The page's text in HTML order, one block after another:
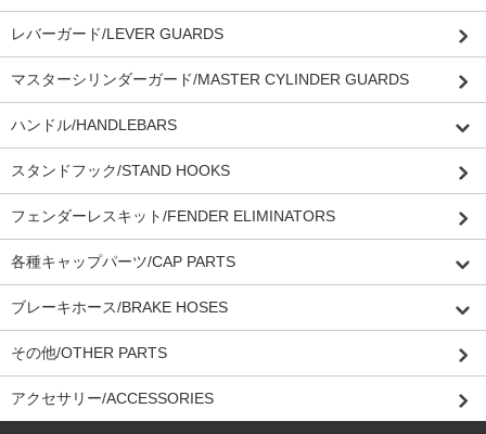
レバーガード/LEVER GUARDS
マスターシリンダーガード/MASTER CYLINDER GUARDS
ハンドル/HANDLEBARS
スタンドフック/STAND HOOKS
フェンダーレスキット/FENDER ELIMINATORS
各種キャップパーツ/CAP PARTS
ブレーキホース/BRAKE HOSES
その他/OTHER PARTS
アクセサリー/ACCESSORIES